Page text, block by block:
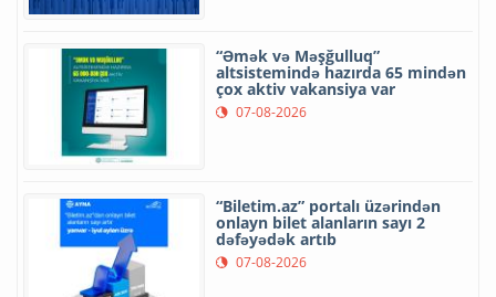
“Əmək və Məşğulluq”
altsistemində hazırda 65 mindən
çox aktiv vakansiya var
07-08-2026
“Biletim.az” portalı üzərindən
onlayn bilet alanların sayı 2
dəfəyədək artıb
07-08-2026